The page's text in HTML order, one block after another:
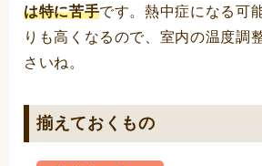
は特に苦手です。熱中症になる可
りも高くなるので、室内の温度調
さいね。
揃えておくもの